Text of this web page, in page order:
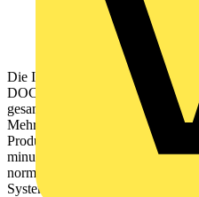
Die Integration der bewährten
DOC und CAT in die integrierte
gesamten Planungsprozess von
Mehrwert: Elektrische Systeme
Produkte, Zubehör und Kosten
minutenschnell konfiguriert und
normgerechte Dokumentation
System.